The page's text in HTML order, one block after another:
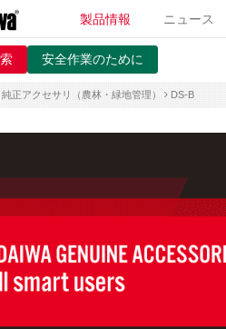
製品情報 ニュース
安全作業のために
純正アクセサリ（農林・緑地管理） DS-B